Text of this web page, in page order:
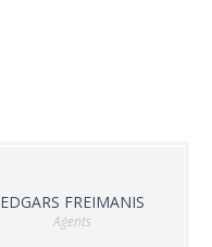
EDGARS FREIMANIS
Aģents